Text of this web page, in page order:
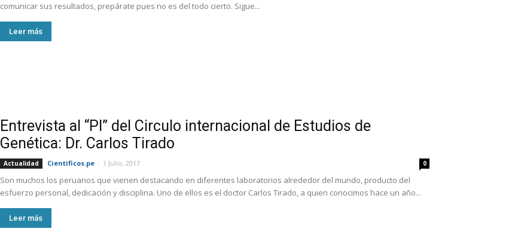
comunicar sus resultados, prepárate pues no es del todo cierto. Sigue...
Leer más
Entrevista al “PI” del Circulo internacional de Estudios de
Genética: Dr. Carlos Tirado
Actualidad Cientificos.pe - 1 Julio, 2017 0
Son muchos los peruanos que vienen destacando en diferentes laboratorios alrededor del mundo, producto del
esfuerzo personal, dedicación y disciplina. Uno de ellos es el doctor Carlos Tirado, a quien conocimos hace un año...
Leer más